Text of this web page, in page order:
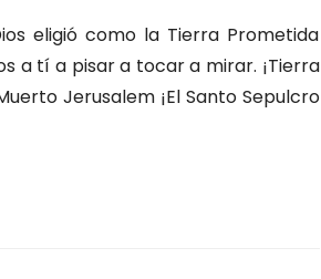
eligió como la Tierra Prometida
a tí a pisar a tocar a mirar. ¡Tierra
Jerusalem ¡El Santo Sepulcro